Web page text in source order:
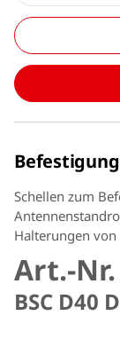
Schellen zum
Halterungen
Art.-Nr.
BSC D40